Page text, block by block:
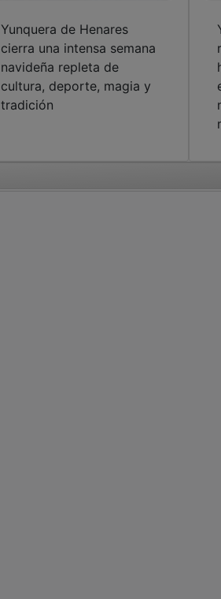
Yunquera de Henares
cierra una intensa semana
navideña repleta de
cultura, deporte, magia y
tradición